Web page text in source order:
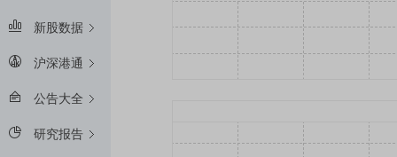
新股数据
沪深港通
公告大全
研究报告